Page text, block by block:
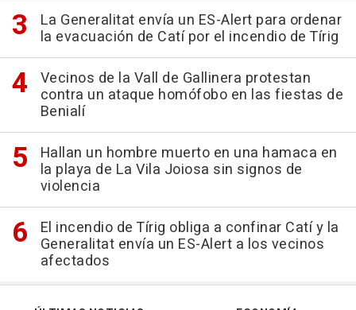
La Generalitat envía un ES-Alert para ordenar
la evacuación de Catí por el incendio de Tírig
Vecinos de la Vall de Gallinera protestan
contra un ataque homófobo en las fiestas de
Benialí
Hallan un hombre muerto en una hamaca en
la playa de La Vila Joiosa sin signos de
violencia
El incendio de Tírig obliga a confinar Catí y la
Generalitat envía un ES-Alert a los vecinos
afectados